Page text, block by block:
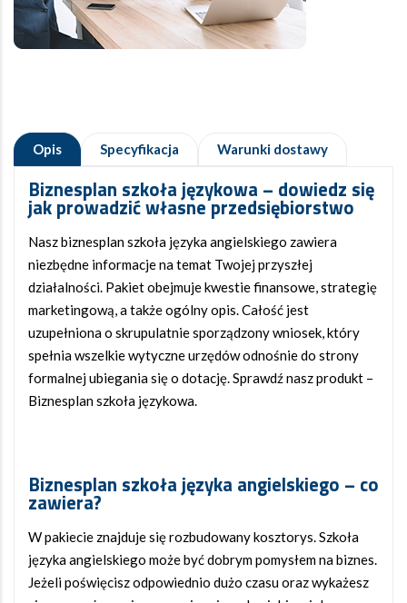
Opis Specyfikacja Warunki dostawy
Biznesplan szkoła językowa – dowiedz się
jak prowadzić własne przedsiębiorstwo
Nasz biznesplan szkoła języka angielskiego zawiera
niezbędne informacje na temat Twojej przyszłej
działalności. Pakiet obejmuje kwestie finansowe, strategię
marketingową, a także ogólny opis. Całość jest
uzupełniona o skrupulatnie sporządzony wniosek, który
spełnia wszelkie wytyczne urzędów odnośnie do strony
formalnej ubiegania się o dotację. Sprawdź nasz produkt –
Biznesplan szkoła językowa.
Biznesplan szkoła języka angielskiego – co
zawiera?
W pakiecie znajduje się rozbudowany kosztorys. Szkoła
języka angielskiego może być dobrym pomysłem na biznes.
Jeżeli poświęcisz odpowiednio dużo czasu oraz wykażesz